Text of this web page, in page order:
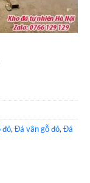
đỏ, Đá vân gỗ đỏ, Đá